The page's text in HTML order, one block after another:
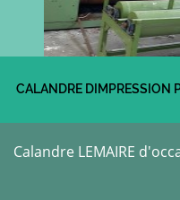
CALANDRE DIMPRESSION
Calandre LEMAIRE